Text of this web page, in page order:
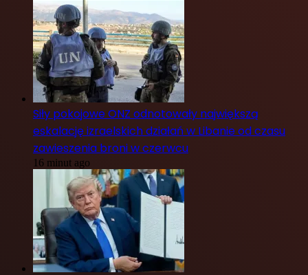
Siły pokojowe ONZ odnotowały największą
eskalację izraelskich działań w Libanie od czasu
zawieszenia broni w czerwcu
16 minut ago